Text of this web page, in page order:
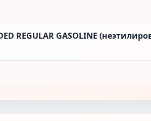
REGULAR GASOLINE